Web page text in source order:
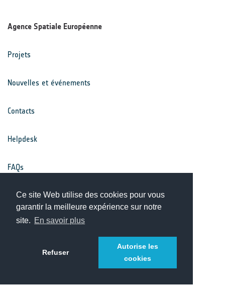
Ce site Web utilise des cookies pour vous
garantir la meilleure expérience sur notre
site. En savoir plus
Refuser
Autorise les
cookies
Agence Spatiale Européenne
Projets
Nouvelles et événements
Contacts
Helpdesk
FAQs
Conditions générales
Avis de confidentialité